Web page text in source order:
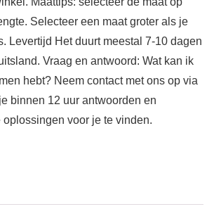
Selecteer een maat groter als je
Levertijd Het duurt meestal 7-10 dagen
Vraag en antwoord: Wat kan ik
hebt? Neem contact met ons op via
binnen 12 uur antwoorden en
oplossingen voor je te vinden.